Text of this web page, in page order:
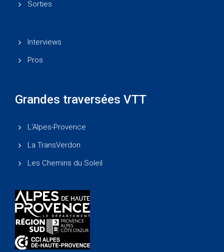
Sorties
Interviews
Pros
Grandes traversées VTT
L'Alpes-Provence
La TransVerdon
Les Chemins du Soleil